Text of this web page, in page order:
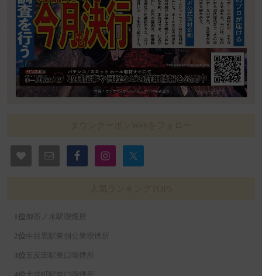
御茶ノ水駅喫煙所
中目黒駅東側公衆喫煙所
五反田駅東口喫煙所